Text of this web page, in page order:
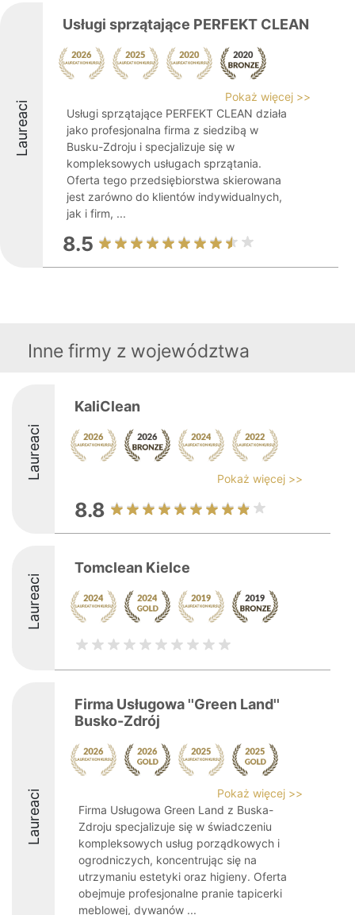
Laureaci
Usługi sprzątające PERFEKT CLEAN
Pokaż więcej >>
Usługi sprzątające PERFEKT CLEAN działa
jako profesjonalna firma z siedzibą w
Busku-Zdroju i specjalizuje się w
kompleksowych usługach sprzątania.
Oferta tego przedsiębiorstwa skierowana
jest zarówno do klientów indywidualnych,
jak i firm, ...
8.5
Inne firmy z województwa
Laureaci
KaliClean
Pokaż więcej >>
8.8
Laureaci
Tomclean Kielce
Laureaci
Firma Usługowa ''Green Land''
Busko-Zdrój
Pokaż więcej >>
Firma Usługowa Green Land z Buska-
Zdroju specjalizuje się w świadczeniu
kompleksowych usług porządkowych i
ogrodniczych, koncentrując się na
utrzymaniu estetyki oraz higieny. Oferta
obejmuje profesjonalne pranie tapicerki
meblowej, dywanów ...